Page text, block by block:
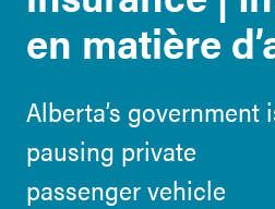
en matière
Alberta’s government
pausing private
passenger vehicle